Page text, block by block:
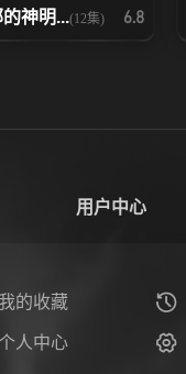
神明...(12集) 6.8
用户中心
的收藏
个人中心